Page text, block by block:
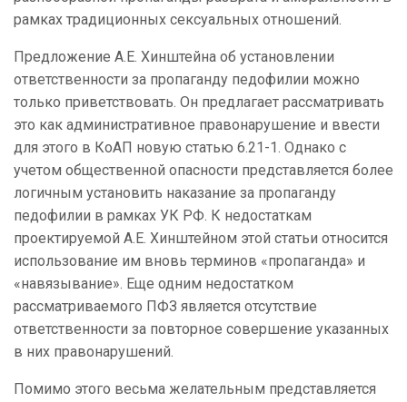
рамках традиционных сексуальных отношений.
Предложение А.Е. Хинштейна об установлении
ответственности за пропаганду педофилии можно
только приветствовать. Он предлагает рассматривать
это как административное правонарушение и ввести
для этого в КоАП новую статью 6.21-1. Однако с
учетом общественной опасности представляется более
логичным установить наказание за пропаганду
педофилии в рамках УК РФ. К недостаткам
проектируемой А.Е. Хинштейном этой статьи относится
использование им вновь терминов «пропаганда» и
«навязывание». Еще одним недостатком
рассматриваемого ПФЗ является отсутствие
ответственности за повторное совершение указанных
в них правонарушений.
Помимо этого весьма желательным представляется